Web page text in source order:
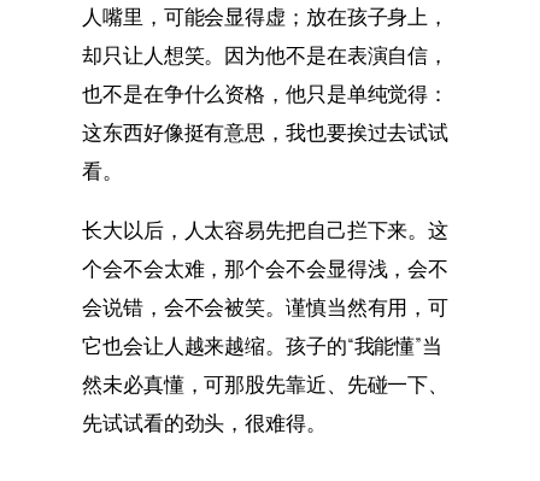
人嘴里，可能会显得虚；放在孩子身上，
却只让人想笑。因为他不是在表演自信，
也不是在争什么资格，他只是单纯觉得：
这东西好像挺有意思，我也要挨过去试试
看。
长大以后，人太容易先把自己拦下来。这
个会不会太难，那个会不会显得浅，会不
会说错，会不会被笑。谨慎当然有用，可
它也会让人越来越缩。孩子的“我能懂”当
然未必真懂，可那股先靠近、先碰一下、
先试试看的劲头，很难得。